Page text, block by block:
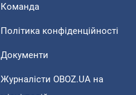
Команда
Політика конфіденційності
Документи
Журналісти OBOZ.UA на